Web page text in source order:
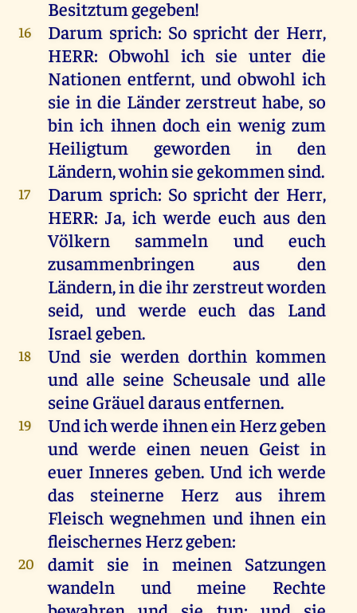
Besitztumgegeben!
16 Darum sprich: So spricht der Herr,
HERR: Obwohl ich sie unter die
Nationen entfernt, und obwohlich
sie in die Länder zerstreut habe, so
bin ich ihnen doch ein wenig zum
Heiligtum
geworden in
den
Ländern,wohinsiegekommensind.
17 Darum sprich: So spricht der Herr,
HERR: Ja, ich werde euch aus den
Völkern
sammeln und
euch
zusammenbringen
aus
den
Ländern,indieihrzerstreutworden
seid, und werde euch das Land
Israelgeben.
18 Und sie werden dorthin kommen
und alle seine Scheusale und alle
seine Gräueldarausentfernen.
19 Undichwerde ihneneinHerzgeben
und werde einen neuen Geist in
euer Inneres geben.Und ich werde
das
steinerne Herz aus
ihrem
Fleisch wegnehmen und ihnen ein
fleischernesHerzgeben:
20 damit sie in meinen
Satzungen
wandeln
und meine
Rechte